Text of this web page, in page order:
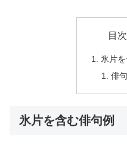
目次
氷片
俳
氷片を含む俳句例